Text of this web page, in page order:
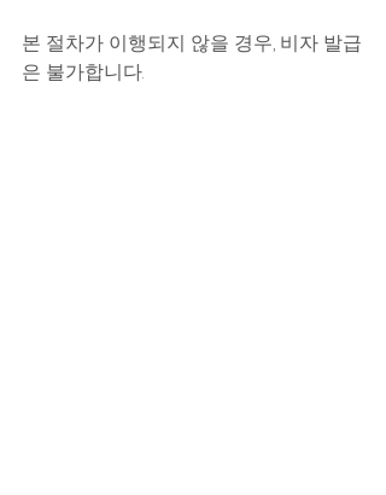
본 절차가 이행되지 않을 경우, 비자 발급
은 불가합니다.